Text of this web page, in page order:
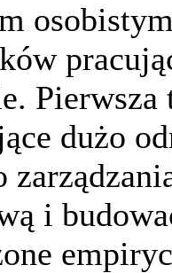
Pierwsza
dużo
i